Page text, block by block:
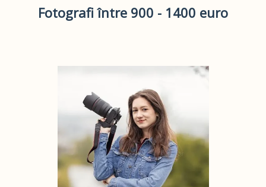
Fotografi între 900 - 1400 euro